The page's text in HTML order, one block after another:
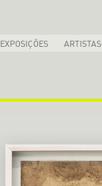
EXPOSIÇÕES ARTISTAS